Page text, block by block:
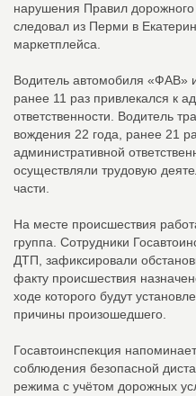
нарушения Правил
следовал из Перми в
маркетплейса.
Водитель автомобиля «ФАВ»
ранее 11 раз привлекался к
ответственности. Водитель
вождения 22 года, ранее 21
административной
осуществляли трудовую
части.
На месте происшествия
группа. Сотрудники
ДТП, зафиксировали
факту происшествия
ходе которого будут
причины произошедшего.
Госавтоинспекция
соблюдения безопасной
режима с учётом дорожных